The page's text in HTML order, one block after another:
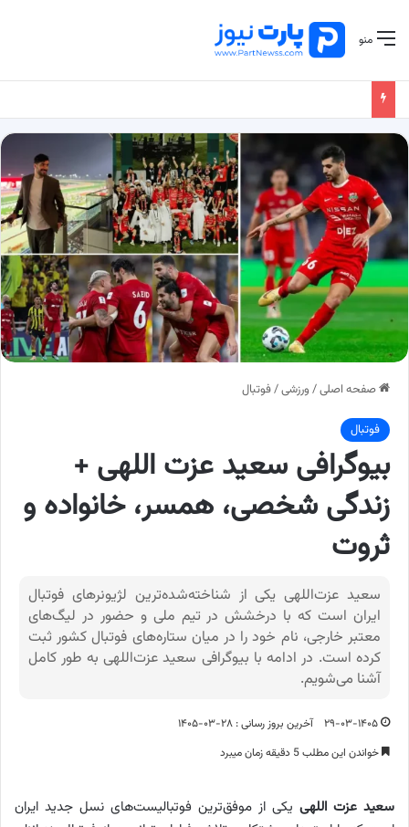
منو
صفحه اصلی/ ورزشی/فوتبال
فوتبال
بیوگرافی سعید عزت اللهی +
زندگی شخصی، همسر، خانواده و
ثروت
سعید عزت‌اللهی یکی از شناخته‌شده‌ترین لژیونرهای فوتبال
ایران است که با درخشش در تیم ملی و حضور در لیگ‌های
معتبر خارجی، نام خود را در میان ستاره‌های فوتبال کشور ثبت
کرده است. در ادامه با بیوگرافی سعید عزت‌اللهی به طور کامل
آشنا می‌شویم.
۲۹-۰۳-۱۴۰۵
آخرین بروز رسانی : ۲۸-۰۳-۱۴۰۵
خواندن این مطلب 5 دقیقه زمان میبرد
سعید عزت اللهی یکی از موفق‌ترین فوتبالیست‌های نسل جدید ایران